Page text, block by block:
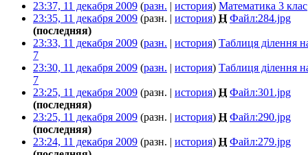
23:37, 11 декабря 2009 (разн. | история) Математика 3 клас
23:35, 11 декабря 2009 (разн. | история) Н Файл:284.jpg
(последняя)
23:33, 11 декабря 2009 (разн. | история) Таблиця ділення
7
23:30, 11 декабря 2009 (разн. | история) Таблиця ділення
7
23:25, 11 декабря 2009 (разн. | история) Н Файл:301.jpg
(последняя)
23:25, 11 декабря 2009 (разн. | история) Н Файл:290.jpg
(последняя)
23:24, 11 декабря 2009 (разн. | история) Н Файл:279.jpg